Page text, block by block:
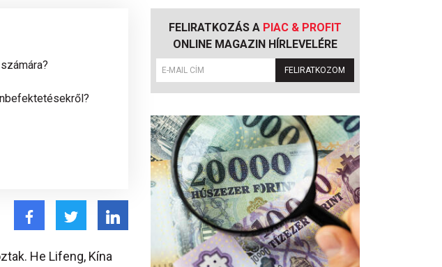
He Lifeng, Kína
FELIRATKOZÁS A PIAC & PROFIT
ONLINE MAGAZIN HÍRLEVELÉRE
FELIRATKOZOM